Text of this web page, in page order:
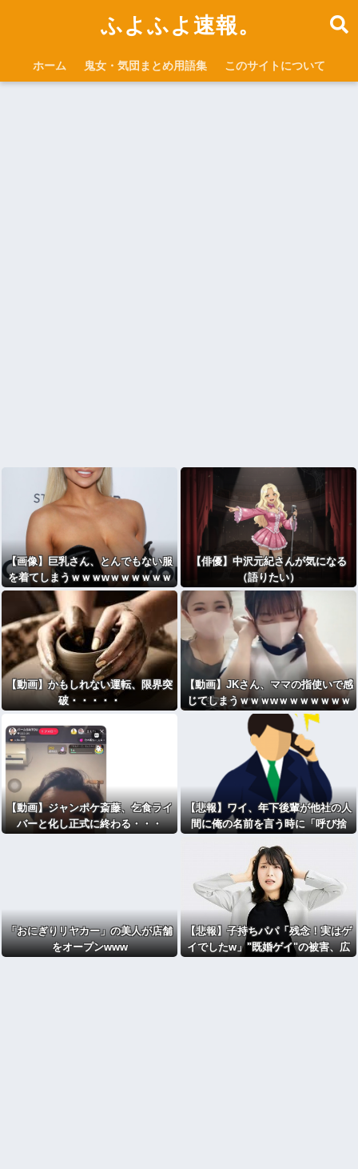
ふよふよ速報。
ホーム 鬼女・気団まとめ用語集 このサイトについて
【画像】巨乳さん、とんでもない服
を着てしまうｗｗｗwｗｗｗｗｗｗ
ｗｗ
【俳優】中沢元紀さんが気になる
（語りたい）
【動画】かもしれない運転、限界突
破・・・・・
【動画】JKさん、ママの指使いで感
じてしまうｗｗｗwｗｗｗｗｗｗｗ
ｗ
【動画】ジャンポケ斎藤、乞食ライ
バーと化し正式に終わる・・・
【悲報】ワイ、年下後輩が他社の人
間に俺の名前を言う時に「呼び捨
「おにぎりリヤカー」の美人が店舗
をオープンwww
【悲報】子持ちパパ「残念！実はゲ
イでしたw」"既婚ゲイ"の被害、広